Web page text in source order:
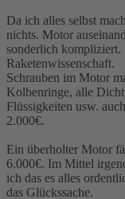
Da ich alles selbst
nichts. Motor
sonderlich kompliziert.
Raketenwissenschaft.
Schrauben im Motor
Kolbenringe, alle
Flüssigkeiten usw.
2.000€.
Ein überholter Motor
6.000€. Im Mittel
ich das es alles
das Glückssache.